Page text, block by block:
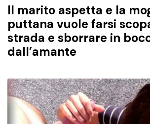
Il marito aspetta e la
puttana vuole farsi
strada e sborrare in
dall’amante